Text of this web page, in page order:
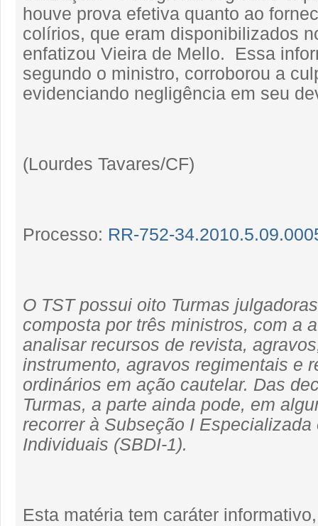
houve prova efetiva quanto ao
colírios, que eram disponibilizados
enfatizou Vieira de Mello. Essa
segundo o ministro, corroborou a
evidenciando negligência em seu
(Lourdes Tavares/CF)
Processo: RR-752-
O TST possui oito Turmas
composta por três ministros, com a
analisar recursos de revista,
instrumento, agravos regimentais e
ordinários em ação cautelar. Das
Turmas, a parte ainda pode, em
recorrer à Subseção I
Individuais (SBDI-1).
Esta matéria tem caráter